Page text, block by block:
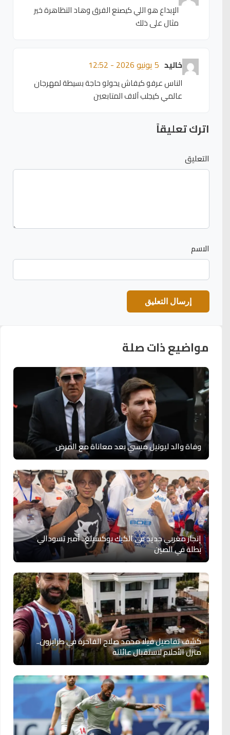
الإبداع هو اللي كيصنع الفرق وهاد التظاهرة خير
مثال على ذلك
خاليد 5 يونيو 2026 - 12:52
الناس عرفو كيفاش يحولو حاجة بسيطة لمهرجان
عالمي كيجلب آلاف المتابعين
اترك تعليقاً
التعليق
الاسم
مواضيع ذات صلة
وفاة والد ليونيل ميسي بعد معاناة مع المرض
إنجاز مغربي جديد في الكيك بوكسينغ.. أمبر تسودالي
بطلة في الصين
كشف تفاصيل فيلا محمد صلاح الفاخرة في طرابزون..
منزل الأحلام لاستقبال عائلته